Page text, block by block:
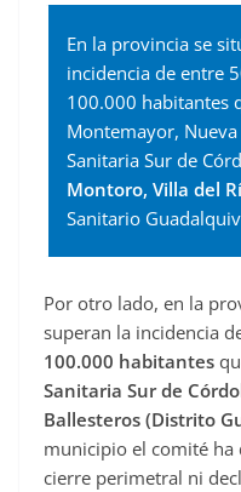
En la provincia se
incidencia de entre
100.000 habitantes
Montemayor,
Sanitaria Sur de
Montoro, Villa del
Sanitario
Por otro lado, en la
superan la incidencia
100.000 habitantes
Sanitaria Sur de
Ballesteros (Distrito
municipio el comité
cierre perimetral ni